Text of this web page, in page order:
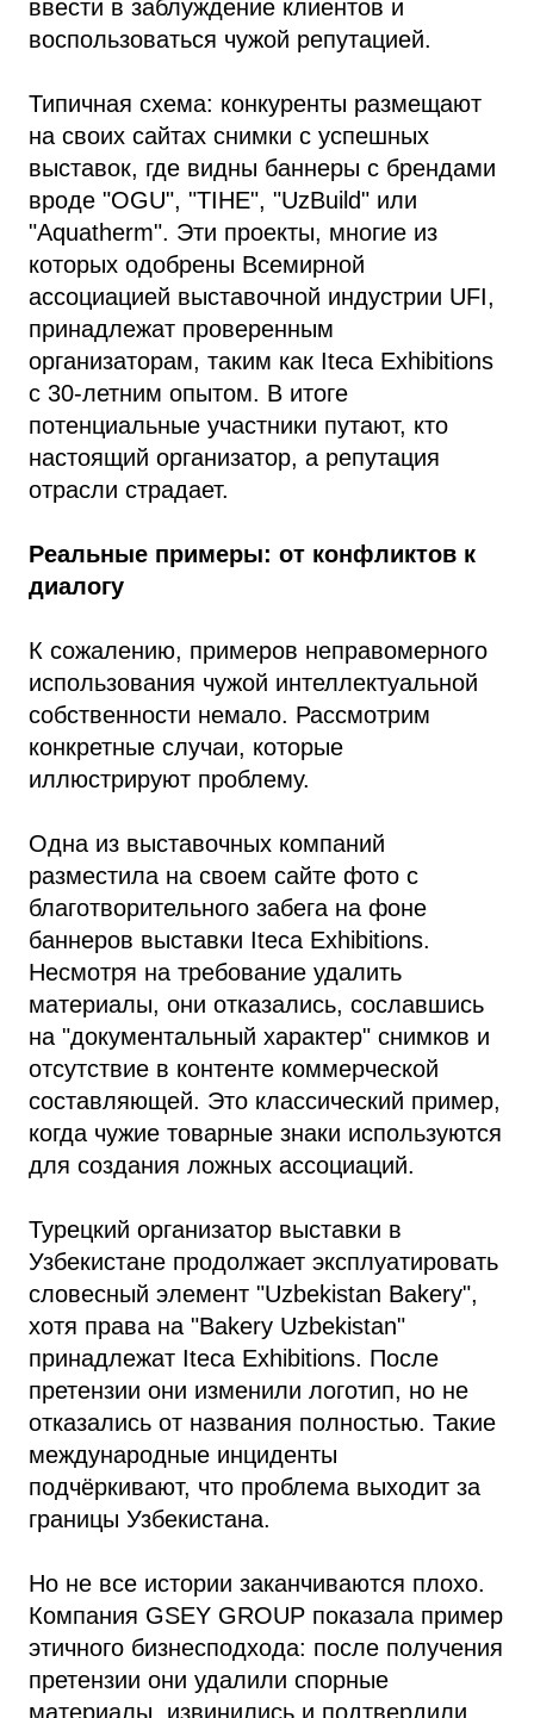
ввести в заблуждение клиентов и
воспользоваться чужой репутацией.
Типичная схема: конкуренты размещают
на своих сайтах снимки с успешных
выставок, где видны баннеры с брендами
вроде "OGU", "TIHE", "UzBuild" или
"Aquatherm". Эти проекты, многие из
которых одобрены Всемирной
ассоциацией выставочной индустрии UFI,
принадлежат проверенным
организаторам, таким как Iteca Exhibitions
с 30-летним опытом. В итоге
потенциальные участники путают, кто
настоящий организатор, а репутация
отрасли страдает.
Реальные примеры: от конфликтов к
диалогу
К сожалению, примеров неправомерного
использования чужой интеллектуальной
собственности немало. Рассмотрим
конкретные случаи, которые
иллюстрируют проблему.
Одна из выставочных компаний
разместила на своем сайте фото с
благотворительного забега на фоне
баннеров выставки Iteca Exhibitions.
Несмотря на требование удалить
материалы, они отказались, сославшись
на "документальный характер" снимков и
отсутствие в контенте коммерческой
составляющей. Это классический пример,
когда чужие товарные знаки используются
для создания ложных ассоциаций.
Турецкий организатор выставки в
Узбекистане продолжает эксплуатировать
словесный элемент "Uzbekistan Bakery",
хотя права на "Bakery Uzbekistan"
принадлежат Iteca Exhibitions. После
претензии они изменили логотип, но не
отказались от названия полностью. Такие
международные инциденты
подчёркивают, что проблема выходит за
границы Узбекистана.
Но не все истории заканчиваются плохо.
Компания GSEY GROUP показала пример
этичного бизнесподхода: после получения
претензии они удалили спорные
материалы, извинились и подтвердили